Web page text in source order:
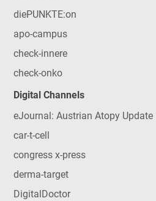
diePUNKTE:on
apo-campus
check-innere
check-onko
Digital Channels
eJournal: Austrian Atopy Update
car-t-cell
congress x-press
derma-target
DigitalDoctor